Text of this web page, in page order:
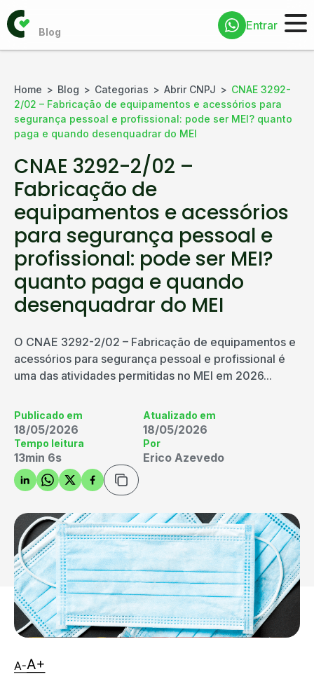
Entrar
Home Blog Categorias Abrir CNPJ
CNAE 3292-
2/02 – Fabricação de equipamentos e acessórios para
segurança pessoal e profissional: pode ser MEI? quanto
paga e quando desenquadrar do MEI
CNAE 3292-2/02 –
Fabricação de
equipamentos e acessórios
para segurança pessoal e
profissional: pode ser MEI?
quanto paga e quando
desenquadrar do MEI
O CNAE 3292-2/02 – Fabricação de equipamentos e
acessórios para segurança pessoal e profissional é
uma das atividades permitidas no MEI em 2026...
Publicado em
18/05/2026
Atualizado em
18/05/2026
Tempo leitura
13min 6s
Por
Erico Azevedo